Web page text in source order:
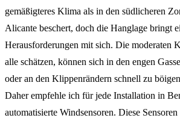
gemäßigteres Klima als in den südlicheren
Alicante beschert, doch die Hanglage bringt
Herausforderungen mit sich. Die moderaten
alle schätzen, können sich in den engen
oder an den Klippenrändern schnell zu
Daher empfehle ich für jede Installation in
automatisierte Windsensoren. Diese